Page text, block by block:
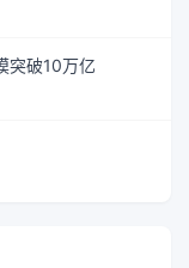
突破10万亿